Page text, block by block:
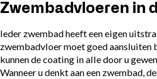
Zwembadvloeren in
Ieder zwembad heeft een eigen
zwembadvloer moet goed
kunnen de coating in alle door u
Wanneer u denkt aan een zwembad,